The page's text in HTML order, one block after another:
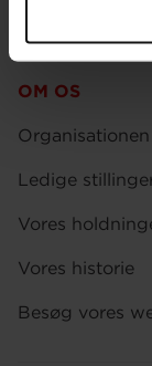
Spørgsmål
OM OS
Organisationen
Ledige
Vores
Vores historie
Besøg vores